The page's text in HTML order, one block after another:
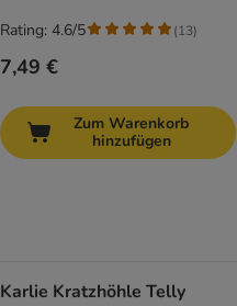
7,49 €
Rating: 4.6/5 (13)
Zum Warenkorb
hinzufügen
Karlie Kratzhöhle Telly